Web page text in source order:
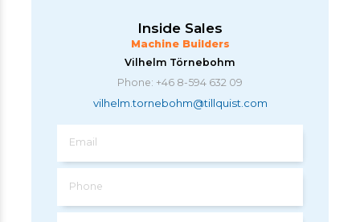
Inside Sales
Machine Builders
Vilhelm Törnebohm
Phone: +46 8-594 632 09
vilhelm.tornebohm@tillquist.com
Email
Phone